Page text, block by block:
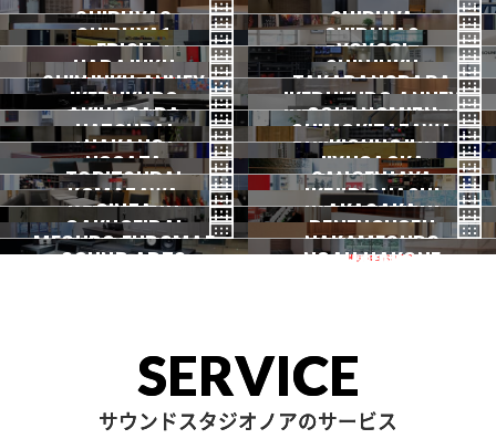
SHIBUYA3
渋谷3号
2026.07 OPEN
SHIBUYA
渋谷本店
SHIBUYA1
渋谷1号
SHIBUYA2
渋谷2号
EBISU
恵比寿
YOYOGI
代々木
HARAJUKU
原宿
SHINJUKU
新宿
SHINJUKU ANNEX
新宿ANNEX
TAKADANOBABA
高田馬場
IKEBUKURO
池袋
IKEBUKURO ANNEX
池袋ANNEX
AKIHABARA
秋葉原
OCHANOMIZU
御茶ノ水
HATSUDAI
初台
SHIMOKITAZAWA
下北沢
NAKANO
中野
KICHIJOJI
吉祥寺
NOGATA
野方
JIYUGAOKA
自由が丘
TORITSUDAI
都立大
SANGENJAYA
三軒茶屋
KOMAZAWA
駒沢
IKEJIRIOHASHI
池尻大橋
一時閉店中
GINZA
銀座
AKASAKA
赤坂
GAKUGEIDAI
学芸大
DENENCHOFU
田園調布
MEGURO FUDOMAE NAKAMEGURO
SOUND ARTS NOAH HAKONE
SERVICE
サウンドスタジオノアのサービス